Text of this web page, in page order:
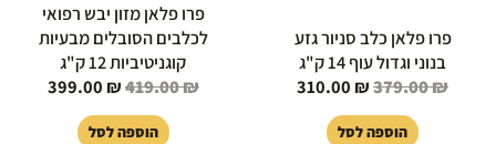
פרו פלאן כלב סניור גזע
בנוני וגדול עוף 14 ק"ג
379.00₪
310.00 ₪
הוספה לסל
פרו פלאן מזון יבש רפואי
לכלבים הסובלים מבעיות
קוגניטיביות 12 ק"ג
419.00₪
399.00 ₪
הוספה לסל